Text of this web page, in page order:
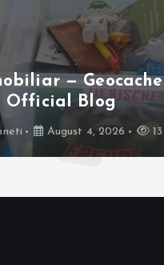
AMD AM4
Terbaik Saat
August 2, 2026